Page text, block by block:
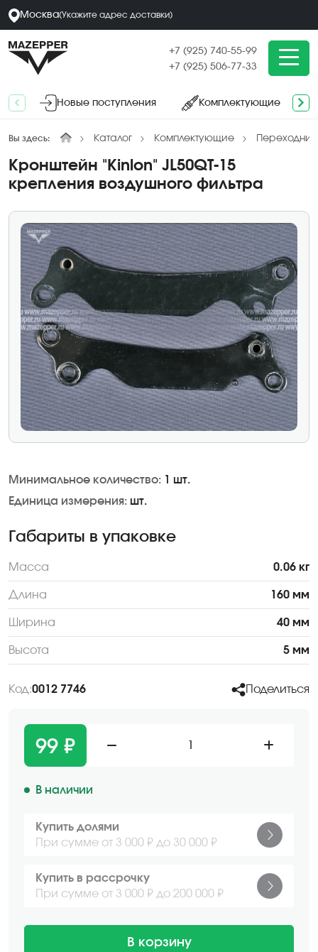
Москва(Укажите адрес доставки)
+7 (925) 740-55-99
+7 (925) 506-77-33
Новые поступления Комплектующие
Вы здесь: Каталог Комплектующие
Кронштейн "Kinlon" JL50QT-15
крепления воздушного фильтра
Минимальное количество: 1 шт.
Единица измерения: шт.
Габариты в упаковке
Масса 0.06 кг
Длина 160 мм
Ширина 40 мм
Высота 5 мм
Код:0012 7746 Поделиться
99 ₽
В наличии
Купить долями
При сумме от 3 000 ₽ до 30 000 ₽
Купить в рассрочку
При сумме от 3 000 ₽ до 200 000 ₽
В корзину